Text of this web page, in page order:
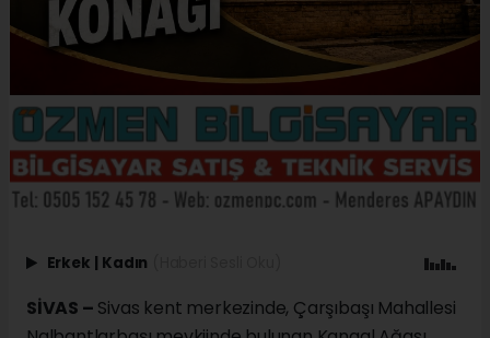
Erkek | Kadın
SİVAS – Sivas kent merkezinde, Çarşıbaşı Mahallesi